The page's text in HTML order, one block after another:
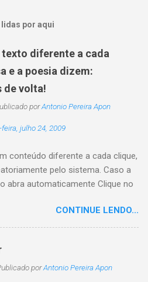
lidas por aqui
diferente a cada
e a poesia dizem:
de volta!
porAntonio Pereira Apon
julho 24, 2009
conteúdo diferente a cada clique,
pelo sistema. Caso a
abra automaticamente Clique no
CONTINUE LENDO...
porAntonio Pereira Apon